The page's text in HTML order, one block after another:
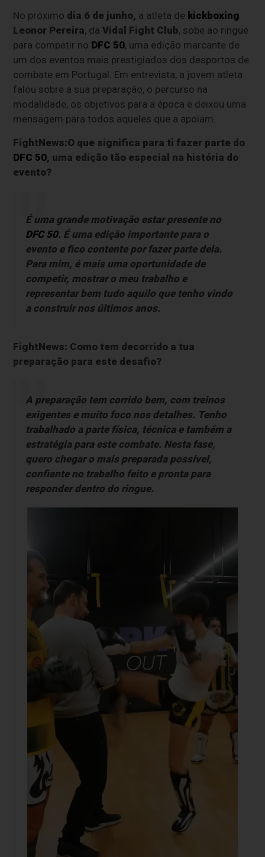
No próximo dia 6 de junho, a atleta de kickboxing
Leonor Pereira, daVidal Fight Club, sobe ao ringue
para competir no DFC 50, uma edição marcante de
um dos eventos mais prestigiados dos desportos de
combate em Portugal. Em entrevista, a jovem atleta
falou sobre a sua preparação, o percurso na
modalidade, os objetivos para a época e deixou uma
mensagem para todos aqueles que a apoiam.
FightNews:O que significa para ti fazer parte do
DFC 50, uma edição tão especial na história do
evento?
É uma grande motivação estar presente no
DFC 50. É uma edição importante para o
evento e fico contente por fazer parte dela.
Para mim, é mais uma oportunidade de
competir, mostrar o meu trabalho e
representar bem tudo aquilo que tenho vindo
a construir nos últimos anos.
FightNews: Como tem decorrido a tua
preparação para este desafio?
A preparação tem corrido bem, com treinos
exigentes e muito foco nos detalhes. Tenho
trabalhado a parte física, técnica e também a
estratégia para este combate. Nesta fase,
quero chegar o mais preparada possível,
confiante no trabalho feito e pronta para
responder dentro do ringue.